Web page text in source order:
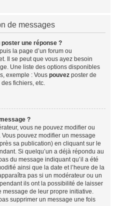
de messages
une réponse ?
la page d’un forum ou
Il se peut que vous ayez besoin
Une liste des options disponibles
exemple : Vous pouvez poster de
fichiers, etc.
?
vous ne pouvez modifier ou
pouvez modifier un message
sa publication) en cliquant sur le
Si quelqu’un a déjà répondu au
du message indiquant qu’il a été
ainsi que la date et l’heure de la
pas si un modérateur ou un
ils ont la possibilité de laisser
message de leur propre initiative.
supprimer un message une fois